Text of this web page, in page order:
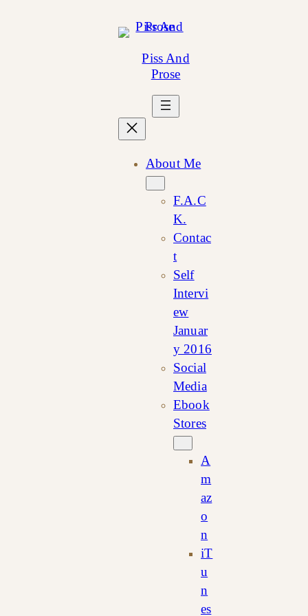
Piss And
Prose
About Me
F.A.C
K.
Contac
t
Self
Intervi
ew
Januar
y 2016
Social
Media
Ebook
Stores
A
m
az
o
n
iT
u
n
es